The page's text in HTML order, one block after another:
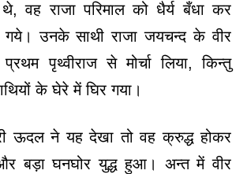
वह राजा परिमाल को धैर्य बँधा कर
उनके साथी राजा जयचन्द के वीर
पृथ्वीराज से मोर्चा लिया, किन्तु
के घेरे में घिर गया।
ऊदल ने यह देखा तो वह क्रुद्ध होकर
बड़ा घनघोर युद्ध हुआ। अन्त में वीर